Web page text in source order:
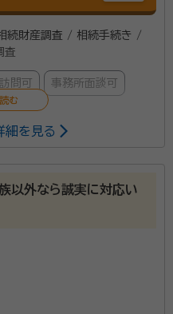
続財産調査 / 相続手続き /
査
訪問可 事務所面談可
書士・情報セキュリティマネジャー・
プロフェッショナルCFO
専門学校（現東京ビジネス外語
28年 東海大学 非常勤講師 平成
裏打ちされた丁寧で的
細を見る
以外なら誠実に対応い